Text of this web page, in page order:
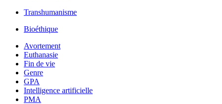
Transhumanisme
Bioéthique
Avortement
Euthanasie
Fin de vie
Genre
GPA
Intelligence artificielle
PMA